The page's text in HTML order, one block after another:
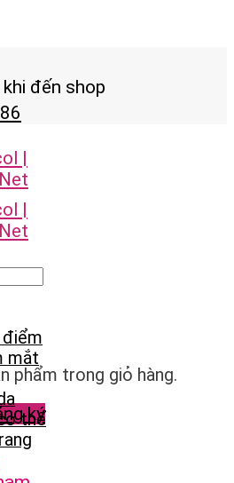
đến shop
phẩm trong giỏ hàng.
ký
điểm
mắt
thể